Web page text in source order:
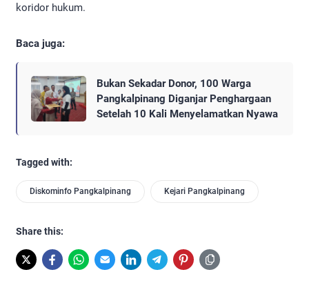
koridor hukum.
Baca juga:
Bukan Sekadar Donor, 100 Warga
Pangkalpinang Diganjar Penghargaan
Setelah 10 Kali Menyelamatkan Nyawa
Tagged with:
Diskominfo Pangkalpinang Kejari Pangkalpinang
Share this: